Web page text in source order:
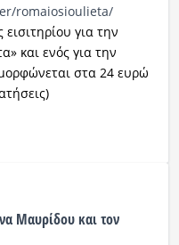
romaiosioulieta/
για την
και ενός για την
στα 24 ευρώ
Μαυρίδου και τον